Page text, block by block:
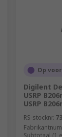
Op
Digilent
USRP
USRP
RS-stocknr.
Subtotaal (1